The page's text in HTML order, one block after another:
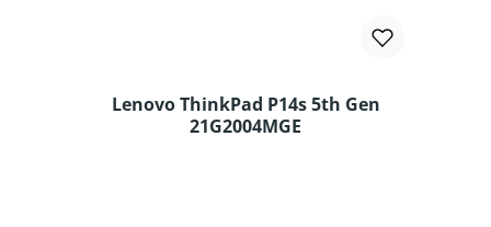
Lenovo ThinkPad P14s 5th Gen
21G2004MGE